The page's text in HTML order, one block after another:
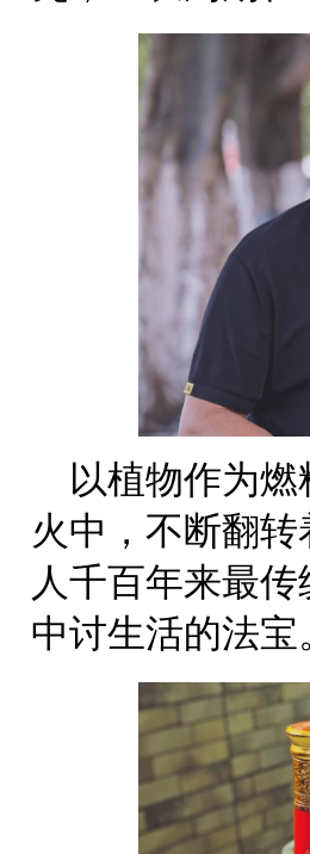
以植物作为
火中，不断翻
人千百年来最
中讨生活的法宝